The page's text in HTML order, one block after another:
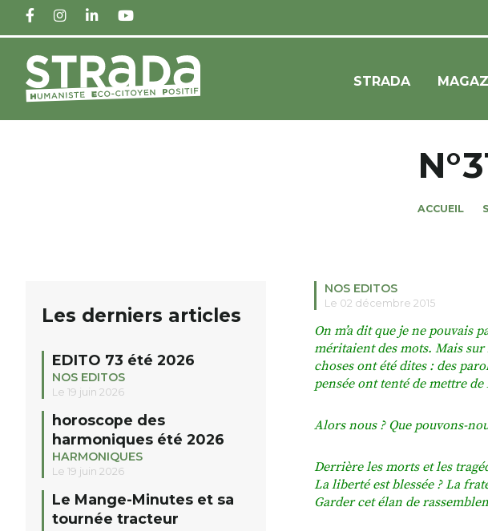
FACEBOOKINSTAGRAM
LINKEDINYOUTUBE
STRADA
ACCUEIL
NOS EDITOS
Le 02 décembre 2015
On m’a dit que je ne pouvais
méritaient des mots. Mais sur
choses ont été dites : des
pensée ont tenté de mettre de
Alors nous ? Que pouvons-
Derrière les morts et les
La liberté est blessée ? La
Garder cet élan de
Les derniers articles
EDITO 73 été 2026
NOS EDITOS
Le 19 juin 2026
horoscope des
harmoniques été 2026
HARMONIQUES
Le 19 juin 2026
Le Mange-Minutes et sa
tournée tracteur